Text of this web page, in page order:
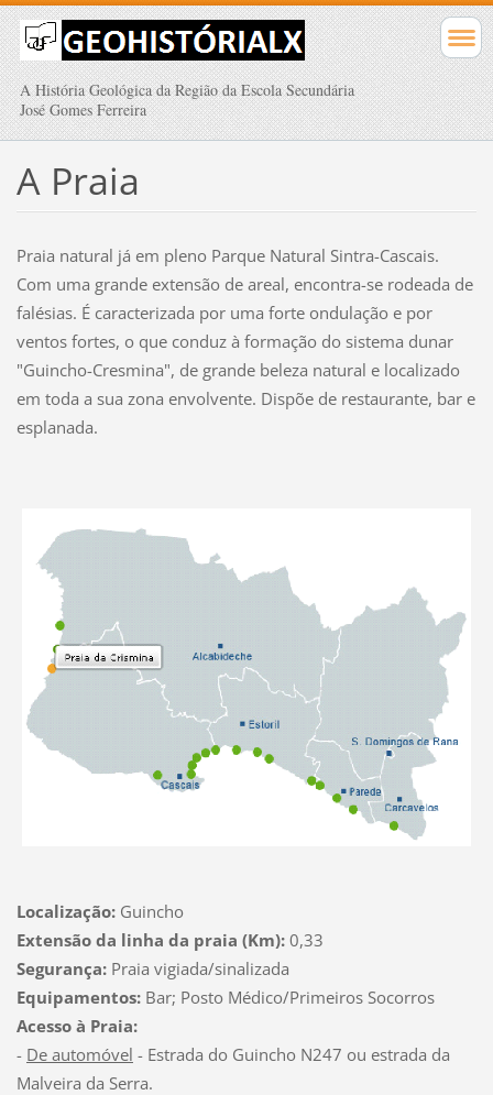
A História Geológica da Região da Escola Secundária
José Gomes Ferreira
A Praia
Praia natural já em pleno Parque Natural Sintra-Cascais.
Com uma grande extensão de areal, encontra-se rodeada de
falésias. É caracterizada por uma forte ondulação e por
ventos fortes, o que conduz à formação do sistema dunar
"Guincho-Cresmina", de grande beleza natural e localizado
em toda a sua zona envolvente. Dispõe de restaurante, bar e
esplanada.
Localização:Guincho
Extensão da linha da praia (Km):0,33
Segurança:Praia vigiada/sinalizada
Equipamentos: Bar; Posto Médico/Primeiros Socorros
Acesso à Praia:
- De automóvel - Estrada do Guincho N247 ou estrada da
Malveira da Serra.